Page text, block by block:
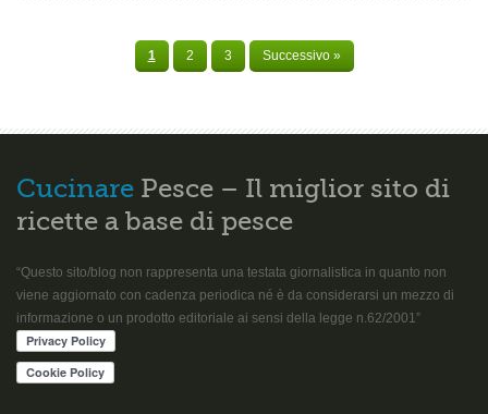
1 2 3 Successivo »
Cucinare Pesce – Il miglior sito di
ricette a base di pesce
“Questo sito/blog non rappresenta una testata giornalistica in quanto non
viene aggiornato con cadenza periodica né è da considerarsi un mezzo di
informazione o un prodotto editoriale ai sensi della legge n.62/2001”